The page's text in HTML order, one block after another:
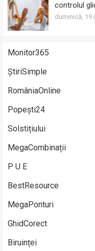
controlul
duminică, 19
Monitor365
ȘtiriSimple
RomâniaOnline
Popești24
Solstițiului
MegaCombinații
P U E
BestResource
MegaPonturi
GhidCorect
Biruinței